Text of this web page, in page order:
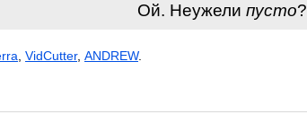
Ой. Неужели пусто?
VidCutter, ANDREW.